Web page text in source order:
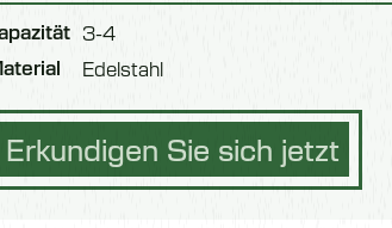
3-4
Edelstahl
Erkundigen Sie sich jetzt